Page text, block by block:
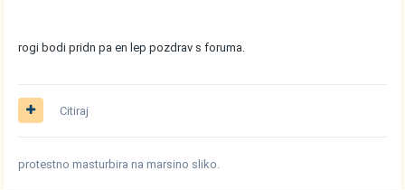
rogi bodi pridn pa en lep pozdrav s foruma.
Citiraj
protestno masturbira na marsino sliko.